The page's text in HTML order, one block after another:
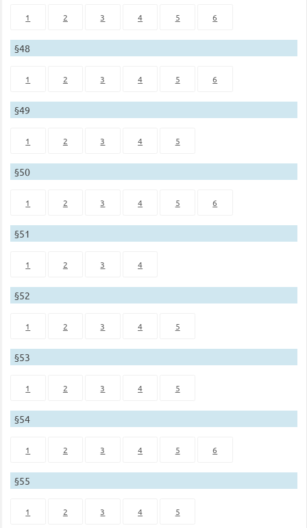
1 2 3 4 5 6
§48
1 2 3 4 5 6
§49
1 2 3 4 5
§50
1 2 3 4 5 6
§51
1 2 3 4
§52
1 2 3 4 5
§53
1 2 3 4 5
§54
1 2 3 4 5 6
§55
1 2 3 4 5